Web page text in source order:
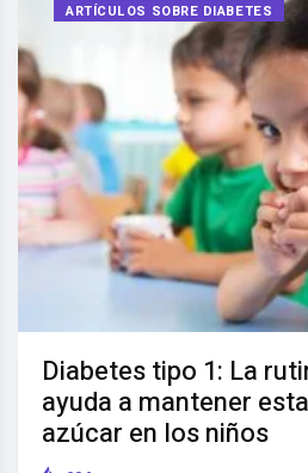
ARTÍCULOS SOBRE DIABETES
Diabetes tipo 1: La
ayuda a mantener
azúcar en los niños